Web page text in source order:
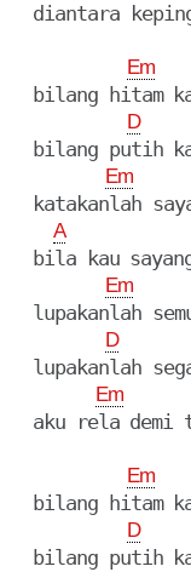
diantara
Em
bilang hitam
D
bilang putih
Em
katakanlah
A
bila kau
Em
lupakanlah
D
lupakanlah
Em
aku rela demi
Em
bilang hitam
D
bilang putih